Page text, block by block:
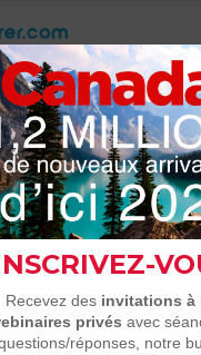
du Canada
du Canada